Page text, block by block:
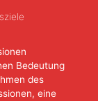
Bedeutung
des
eine